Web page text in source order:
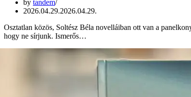
by tandem
2026.04.29.2026.04.29.
Osztatlan közös, Soltész Béla novelláiban ott van a
hogy ne sírjunk. Ismerős…